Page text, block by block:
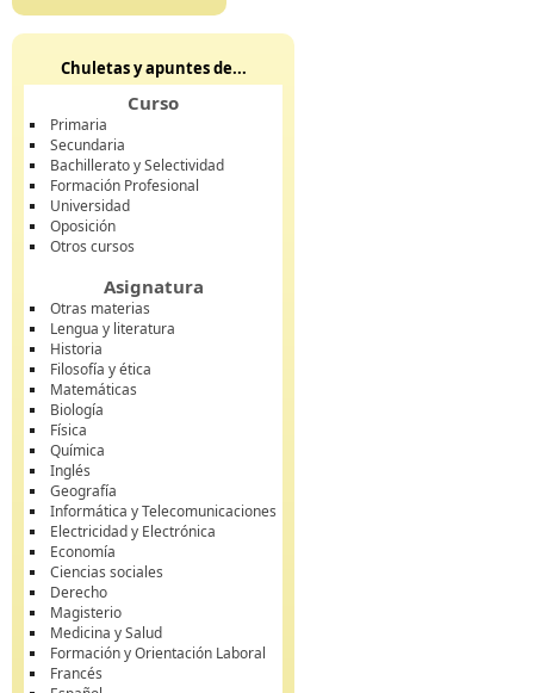
Chuletas y apuntes de...
Curso
Primaria
Secundaria
Bachillerato y Selectividad
Formación Profesional
Universidad
Oposición
Otros cursos
Asignatura
Otras materias
Lengua y literatura
Historia
Filosofía y ética
Matemáticas
Biología
Física
Química
Inglés
Geografía
Informática y Telecomunicaciones
Electricidad y Electrónica
Economía
Ciencias sociales
Derecho
Magisterio
Medicina y Salud
Formación y Orientación Laboral
Francés